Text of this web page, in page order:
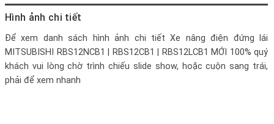
Hình ảnh chi tiết
Để xem danh sách hình ảnh chi tiếtXe nâng điện đứng lái
MITSUBISHI RBS12NCB1 | RBS12CB1 | RBS12LCB1 MỚI 100% quý
khách vui lòng chờ trình chiếu slide show, hoặc cuộn sang trái,
phải để xem nhanh